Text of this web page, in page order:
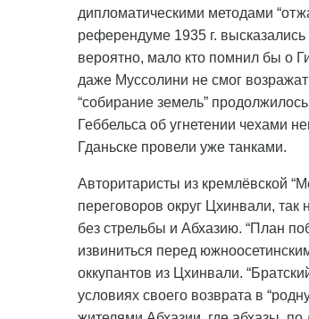
дипломатическими методами
референдуме 1935 г.
вероятно, мало кто помнил бы о
даже Муссолини не смог
“собирание земель”
Геббельса об угнетении чехами
Гданьске провели уже танками.
Авторитаристы из кремлёвской
переговоров округ Цхинвали,
без стрельбы и Абхазию. “План
извиниться перед
оккупантов из Цхинвали.
условиях своего возврата в